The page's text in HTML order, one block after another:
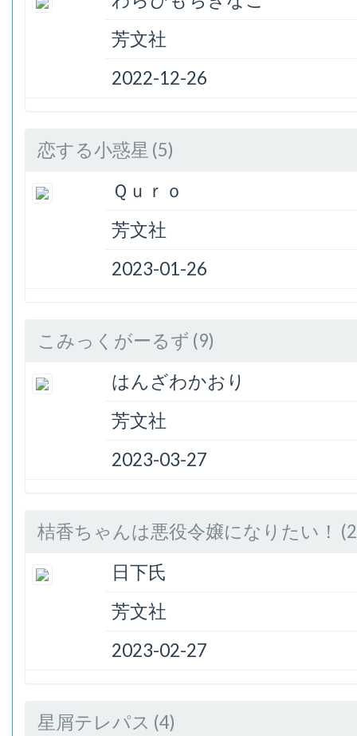
芳文社
2022-12-26
恋する小惑星 (5)
Ｑｕｒｏ
芳文社
2023-01-26
こみっくがーるず (9)
はんざわかおり
芳文社
2023-03-27
桔香ちゃんは悪役令嬢になりたい！
日下氏
芳文社
2023-02-27
星屑テレパス (4)